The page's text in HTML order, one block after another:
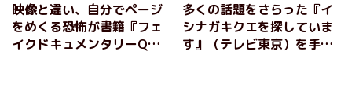
映像と違い、自分でページ
をめくる恐怖が書籍『フェ
イクドキュメンタリーQ』
多くの話題をさらった『イ
シナガキクエを探していま
す』（テレビ東京）を手が